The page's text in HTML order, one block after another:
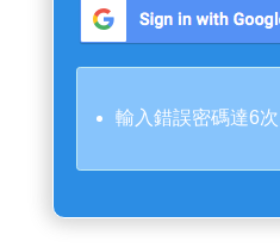
輸入錯誤密碼達6